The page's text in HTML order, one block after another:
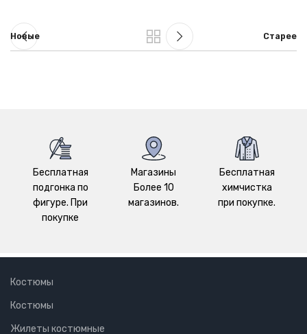
Новые Старее
Бесплатная
подгонка по
фигуре. При
покупке
Магазины
Более 10
магазинов.
Бесплатная
химчистка
при покупке.
Костюмы
Костюмы
Жилеты костюмные